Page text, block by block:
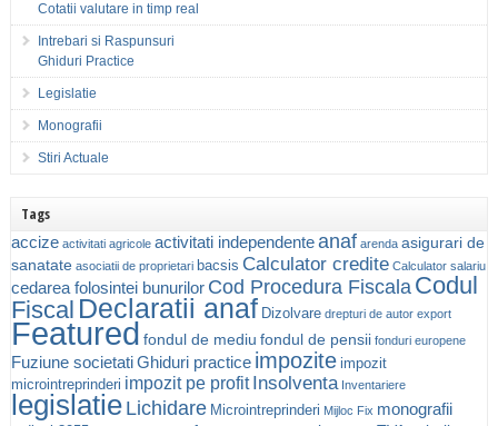
Cotatii valutare in timp real
Intrebari si Raspunsuri
Ghiduri Practice
Legislatie
Monografii
Stiri Actuale
Tags
accize activitati agricole activitati independenteanaf arenda asigurari de
sanatate asociatii de proprietari bacsis Calculator credite Calculator salariu
cedarea folosintei bunurilor Cod Procedura Fiscala Codul
Fiscal Declaratii anaf Dizolvare drepturi de autor export
Featured fondul de mediu fondul de pensii fonduri europene
Fuziune societatiGhiduri practice impozite impozit
microintreprinderi impozit pe profit Insolventa Inventariere
legislatieLichidare Microintreprinderi Mijloc Fix monografii